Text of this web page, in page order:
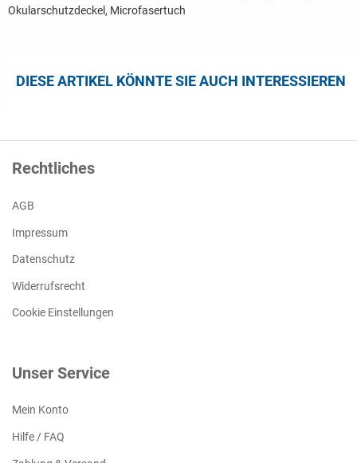
Okularschutzdeckel, Microfasertuch
DIESE ARTIKEL KÖNNTE SIE AUCH INTERESSIEREN
Rechtliches
AGB
Impressum
Datenschutz
Widerrufsrecht
Cookie Einstellungen
Unser Service
Mein Konto
Hilfe / FAQ